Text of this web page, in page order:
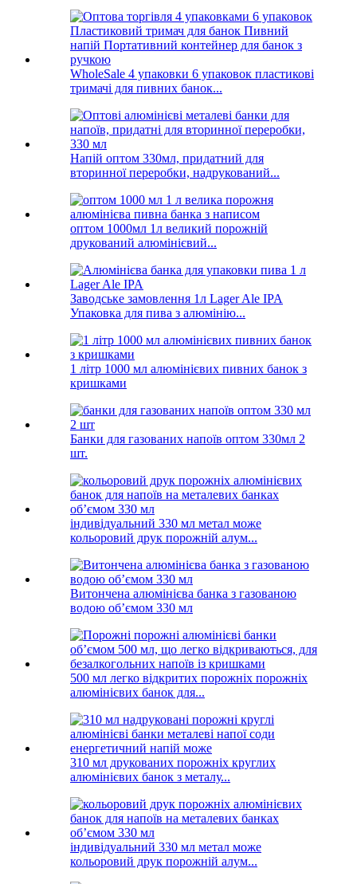
WholeSale 4 упаковки 6 упаковок пластикові
тримачі для пивних банок...
Напій оптом 330мл, придатний для
вторинної переробки, надрукований...
оптом 1000мл 1л великий порожній
друкований алюмінієвий...
Заводське замовлення 1л Lager Ale IPA
Упаковка для пива з алюмінію...
1 літр 1000 мл алюмінієвих пивних банок з
кришками
Банки для газованих напоїв оптом 330мл 2
шт.
індивідуальний 330 мл метал може
кольоровий друк порожній алум...
Витончена алюмінієва банка з газованою
водою об’ємом 330 мл
500 мл легко відкритих порожніх порожніх
алюмінієвих банок для...
310 мл друкованих порожніх круглих
алюмінієвих банок з металу...
індивідуальний 330 мл метал може
кольоровий друк порожній алум...